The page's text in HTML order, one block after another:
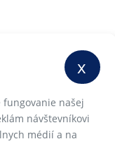
x
fungovanie našej
návštevníkovi
médií a na